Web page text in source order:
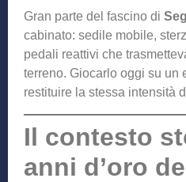
Gran parte del fascino di
cabinato: sedile mobile,
pedali reattivi che
terreno. Giocarlo oggi su un
restituire la stessa intensità
Il contesto
anni d’oro